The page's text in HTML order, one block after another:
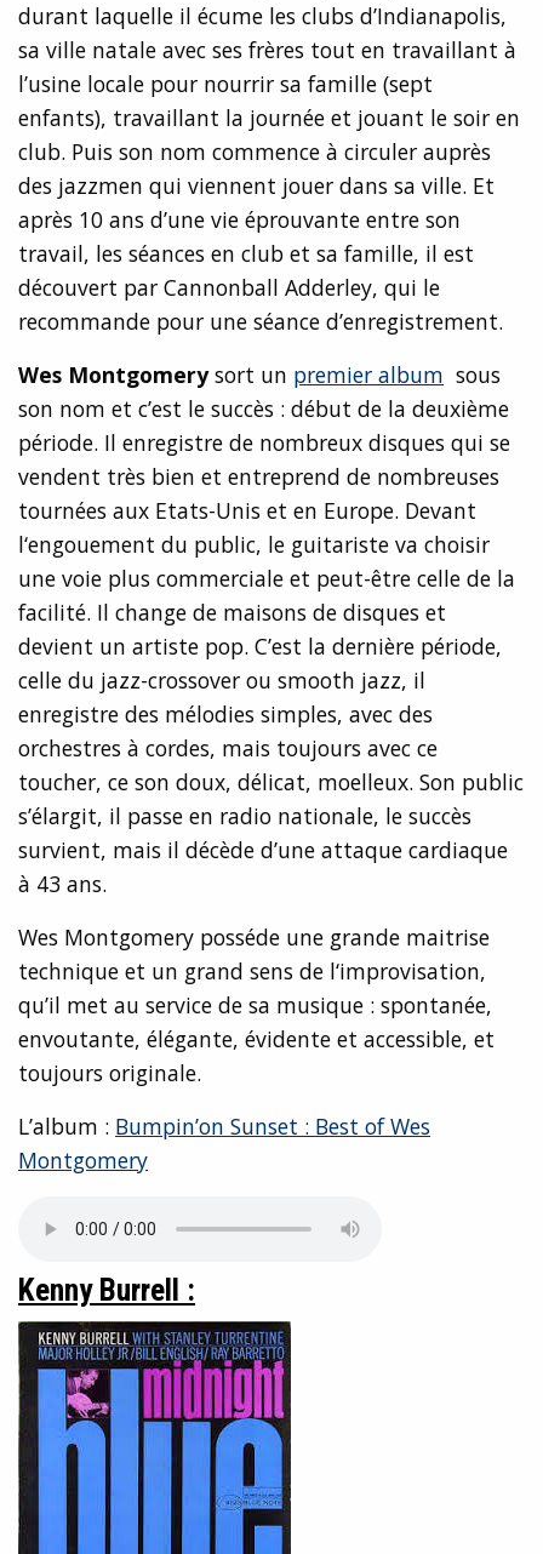
durant laquelle il écume les clubs d’Indianapolis,
sa ville natale avec ses frères tout en travaillant à
l’usine locale pour nourrir sa famille (sept
enfants), travaillant la journée et jouant le soir en
club. Puis son nom commence à circuler auprès
des jazzmen qui viennent jouer dans sa ville. Et
après 10 ans d’une vie éprouvante entre son
travail, les séances en club et sa famille, il est
découvert par Cannonball Adderley, qui le
recommande pour une séance d’enregistrement.
Wes Montgomerysort un premier album sous
son nom et c’est le succès : début de la deuxième
période. Il enregistre de nombreux disques qui se
vendent très bien et entreprend de nombreuses
tournées aux Etats-Unis et en Europe. Devant
l‘engouement du public, le guitariste va choisir
une voie plus commerciale et peut-être celle de la
facilité. Il change de maisons de disques et
devient un artiste pop. C’est la dernière période,
celle du jazz-crossover ou smooth jazz, il
enregistre des mélodies simples, avec des
orchestres à cordes, mais toujours avec ce
toucher, ce son doux, délicat, moelleux. Son public
s’élargit, il passe en radio nationale, le succès
survient, mais il décède d’une attaque cardiaque
à 43 ans.
Wes Montgomery posséde une grande maitrise
technique et un grand sens de l‘improvisation,
qu’il met au service de sa musique : spontanée,
envoutante, élégante, évidente et accessible, et
toujours originale.
L’album : Bumpin’on Sunset : Best of Wes
Montgomery
Kenny Burrell :